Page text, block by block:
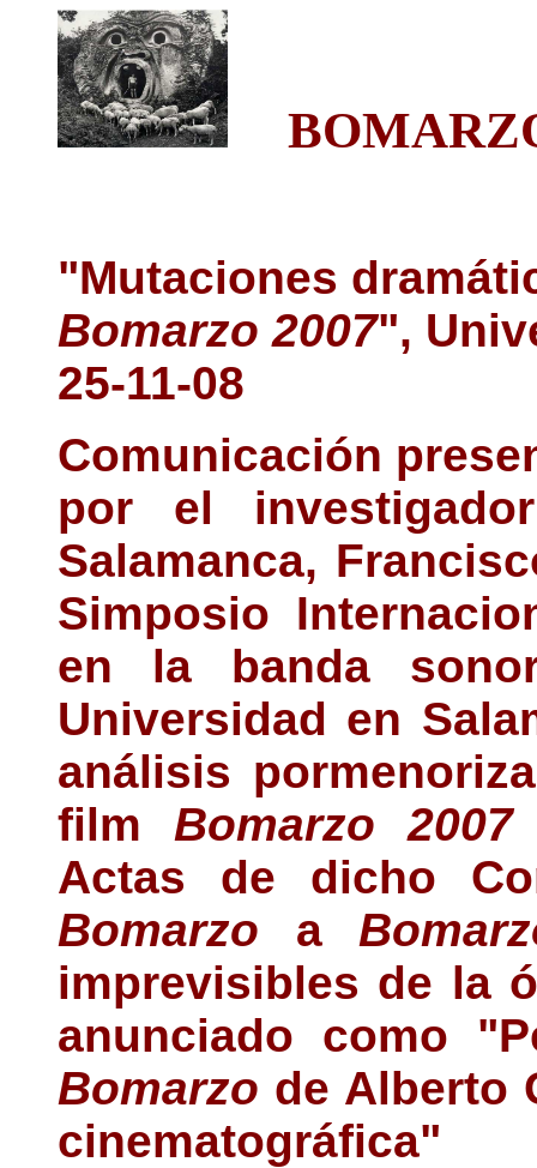
"Mutaciones
Bomarzo 2007",
25-11-08
Comunicación
por el
Salamanca,
Simposio
en la banda
Universidad en
análisis
film Bomarzo
Actas de dicho
Bomarzo a
imprevisibles de la
anunciado como
Bomarzo de Alberto
cinematográfica"